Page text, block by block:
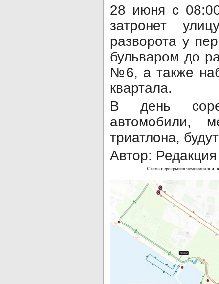
28 июня с
затронет
разворота у
бульваром до
№6, а также
квартала.
В день
автомобили,
триатлона,
Автор: